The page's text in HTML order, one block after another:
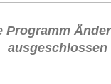
Programm
ausgeschlossen